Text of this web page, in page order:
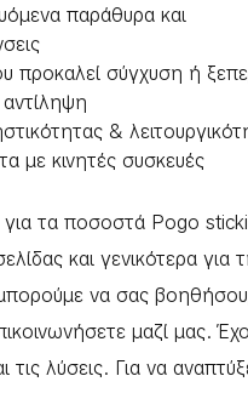
παράθυρα και
προκαλεί σύγχυση ή
αντίληψη
&
με κινητές συσκευές
για τα ποσοστά Pogo
και γενικότερα για
να σας
μαζί μας.
τις λύσεις. Για να